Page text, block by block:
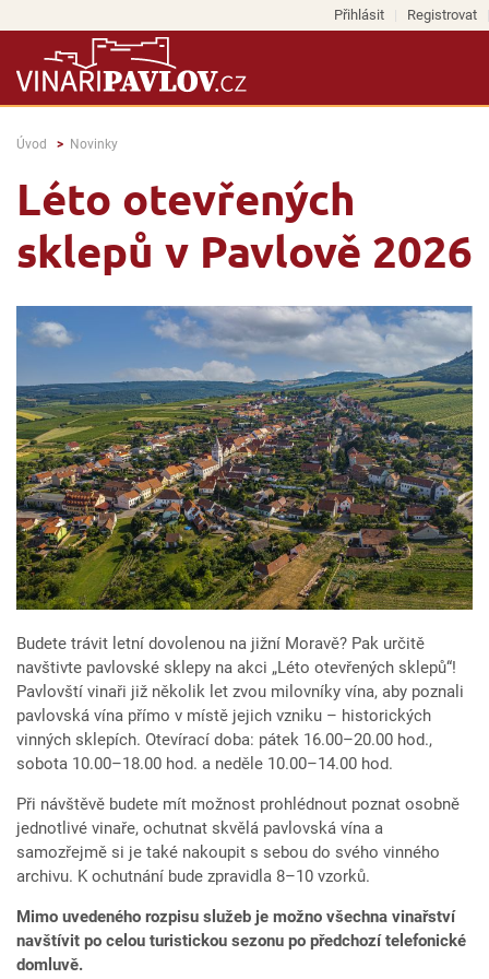
Přihlásit Registrovat
Úvod Novinky
Léto otevřených
sklepů v Pavlově 2026
Budete trávit letní dovolenou na jižní Moravě? Pak určitě
navštivte pavlovské sklepy na akci „Léto otevřených sklepů“!
Pavlovští vinaři již několik let zvou milovníky vína, aby poznali
pavlovská vína přímo v místě jejich vzniku – historických
vinných sklepích. Otevírací doba: pátek 16.00–20.00 hod.,
sobota 10.00–18.00 hod. a neděle 10.00–14.00 hod.
Při návštěvě budete mít možnost prohlédnout poznat osobně
jednotlivé vinaře, ochutnat skvělá pavlovská vína a
samozřejmě si je také nakoupit s sebou do svého vinného
archivu. K ochutnání bude zpravidla 8–10 vzorků.
Mimo uvedeného rozpisu služeb je možno všechna vinařství
navštívit po celou turistickou sezonu po předchozí telefonické
domluvě.